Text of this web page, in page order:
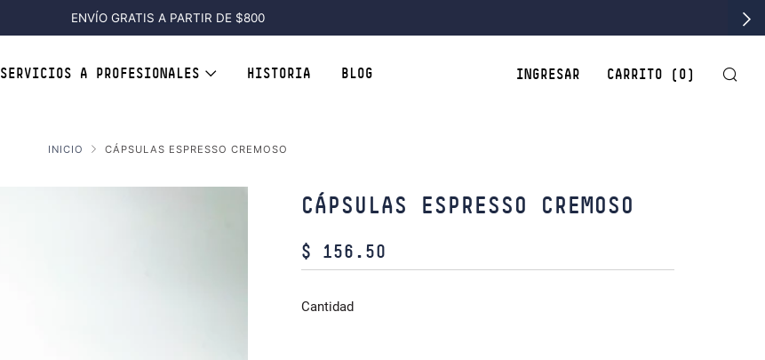
ENVÍO GRATIS A PARTIR DE $800
SERVICIOS A PROFESIONALES HISTORIA BLOG INGRESAR CARRITO ( 0)
INICIO CÁPSULAS ESPRESSO CREMOSO
CÁPSULAS ESPRESSO CREMOSO
PRECIO
HABITUAL
$ 156.50
Cantidad